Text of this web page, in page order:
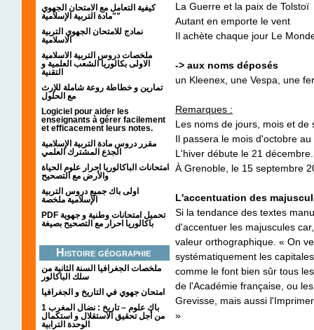
كيفية التعامل مع الامتحان الجهوي
"مادة التربية الإسلامية"
نمادج للامتحان الجهوي التربية
الاسلامية
ملخصات دروس التربية الاسلامية
الاولى بكالوريا الشعب العلمية و
التقنية
تمارين و خطاطة روعة شاملة للإرث
مع الحلول
Logiciel pour aider les
enseignants à gérer facilement
et efficacement leurs notes.
مقرر دروس مادة التربية الإسلامية
الجذع المشترك العلمي
امتحانات الباكالوريا احرار علوم الحياة
والأرض مع التصحيح
اولى باك جميع دروس التربية
الإسلامية ملخصة
PDF تحميل امتحانات وطنية و جهوية
باكالوريا احرار مع التصحيح بصيغة
Histoire géographie
ملخصات الجغرافيا السنة الثانية من
سلك الباكالور
امتحان جهوي في التاريخ و الجغرافيا
1 باك علوم – تاريخ : نضال المغرب
من أجل تحقيق الاستقلال و استكمال
الوحدة الترابية
La Guerre et la paix de Tolstoï
Autant en emporte le vent
Il achète chaque jour Le
-> aux noms déposés
un Kleenex, une Vespa, une
Remarques :
Les noms de jours, mois et de
Il passera le mois d'octobre au
L'hiver débute le 21 décembre.
À Grenoble, le 15 septembre
L'accentuation des
Si la tendance des textes
d'accentuer les majuscules car
valeur orthographique. « On
systématiquement les
comme le font bien sûr tous
de l'Académie française, ou
Grevisse, mais aussi
»